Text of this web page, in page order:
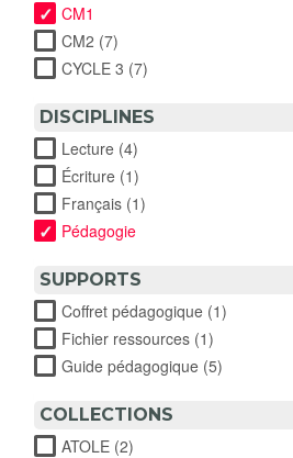
CM1
CM2 (7)
CYCLE 3 (7)
DISCIPLINES
Lecture (4)
Écriture (1)
Français (1)
Pédagogie
SUPPORTS
Coffret pédagogique (1)
Fichier ressources (1)
Guide pédagogique (5)
COLLECTIONS
ATOLE (2)